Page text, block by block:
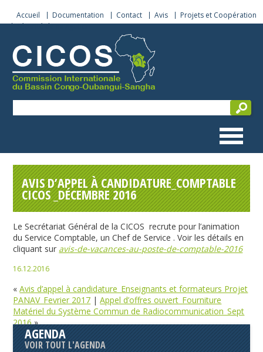
Accueil Documentation Contact Avis
Projets et Coopération
Sécurité de navigation
AVIS D’APPEL À CANDIDATURE_COMPTABLE
CICOS _DÉCEMBRE 2016
Le Secrétariat Général de la CICOS recrute pour l’animation
du Service Comptable, un Chef de Service . Voir les détails en
cliquant sur avis-de-vacances-au-poste-de-comptable-2016
16.12.2016
«Avis d’appel à candidature_Enseignants et formateurs Projet
PANAV_Fevrier 2017 |Appel d’offres ouvert_Fourniture
Matériel du Système Commun de Radiocommunication_Sept
2016»
AGENDA
VOIR TOUT L'AGENDA